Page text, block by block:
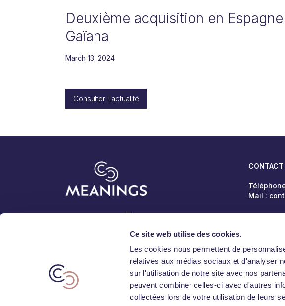
Ce site web utilise des cookies.
Les cookies nous permettent de
relatives aux médias sociaux et d'analyser
sur l'utilisation de notre site avec nos
peuvent combiner celles-ci avec d'autres
collectées lors de votre utilisation de leurs
Deuxième acquisition en
Gaïana
March 13, 2024
Consulter l'actualité
Abonnez-vous
CONTACT
Mail :